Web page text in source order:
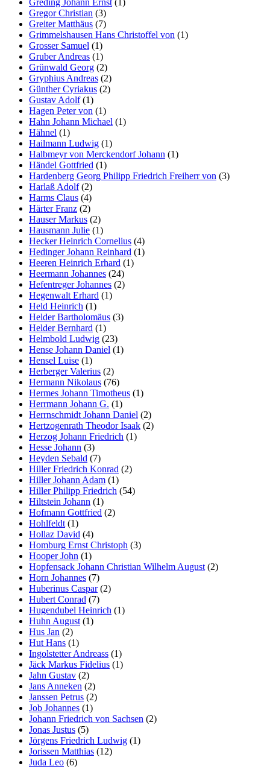
Greding Johann Ernst (1)
Gregor Christian (3)
Greiter Matthäus (7)
Grimmelshausen Hans Christoffel von (1)
Grosser Samuel (1)
Gruber Andreas (1)
Grünwald Georg (2)
Gryphius Andreas (2)
Günther Cyriakus (2)
Gustav Adolf(1)
Hagen Peter von (1)
Hahn Johann Michael (1)
Hähnel (1)
Hailmann Ludwig (1)
Halbmeyr von Merckendorf Johann (1)
Händel Gottfried (1)
Hardenberg Georg Philipp Friedrich Freiherr von (3)
Harlaß Adolf(2)
Harms Claus (4)
Härter Franz (2)
Hauser Markus (2)
Hausmann Julie (1)
Hecker Heinrich Cornelius (4)
Hedinger Johann Reinhard (1)
Heeren Heinrich Erhard (1)
Heermann Johannes (24)
Hefentreger Johannes (2)
Hegenwalt Erhard (1)
Held Heinrich (1)
Helder Bartholomäus (3)
Helder Bernhard (1)
Helmbold Ludwig (23)
Hense Johann Daniel (1)
Hensel Luise (1)
Herberger Valerius (2)
Hermann Nikolaus (76)
Hermes Johann Timotheus (1)
Herrmann Johann G. (1)
Herrnschmidt Johann Daniel (2)
Hertzogenrath Theodor Isaak (2)
Herzog Johann Friedrich (1)
Hesse Johann (3)
Heyden Sebald (7)
Hiller Friedrich Konrad (2)
Hiller Johann Adam (1)
Hiller Philipp Friedrich (54)
Hiltstein Johann (1)
Hofmann Gottfried (2)
Hohlfeldt (1)
Hollaz David (4)
Homburg Ernst Christoph (3)
Hooper John (1)
Hopfensack Johann Christian Wilhelm August (2)
Horn Johannes (7)
Huberinus Caspar(2)
Hubert Conrad (7)
Hugendubel Heinrich (1)
Huhn August (1)
Hus Jan (2)
Hut Hans (1)
Ingolstetter Andreass (1)
Jäck Markus Fidelius (1)
Jahn Gustav (2)
Jans Anneken (2)
Janssen Petrus (2)
Job Johannes (1)
Johann Friedrich von Sachsen (2)
Jonas Justus (5)
Jörgens Friedrich Ludwig (1)
Jorissen Matthias (12)
Juda Leo (6)